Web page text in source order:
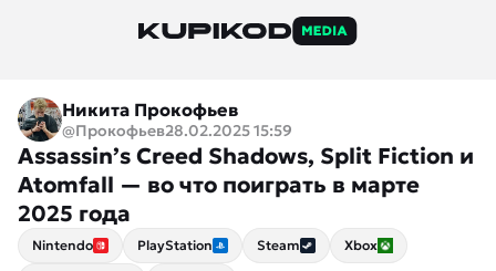
Никита Прокофьев
@Прокофьев28.02.2025 15:59
Assassin’s Creed Shadows, Split Fiction и
Atomfall — во что поиграть в марте
2025 года
Nintendo PlayStation Steam Xbox